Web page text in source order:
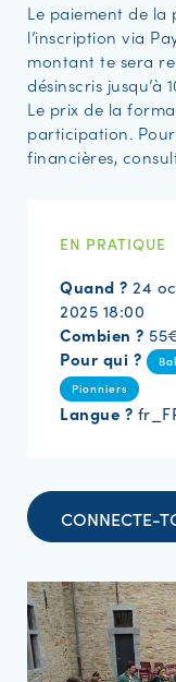
Le paiement de
l’inscription via
montant te sera
désinscris jusqu’à
Le prix de la
participation.
financières,
EN PRATIQUE
Quand ? 24
2025 18:00
Combien ?
Pour qui ?
Pionniers
Langue ?
CONNECTE-